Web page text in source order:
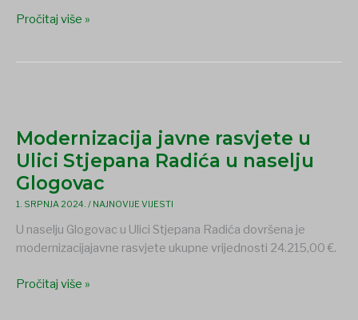
GODINI
Pročitaj više »
Modernizacija javne rasvjete u
Ulici Stjepana Radića u naselju
Glogovac
1. SRPNJA 2024. / NAJNOVIJE VIJESTI
U naselju Glogovac u Ulici Stjepana Radića dovršena je
modernizacijajavne rasvjete ukupne vrijednosti 24.215,00 €.
rasvjete
u
Ulici
Stjepana
Radića
u
naselju
Pročitaj više »